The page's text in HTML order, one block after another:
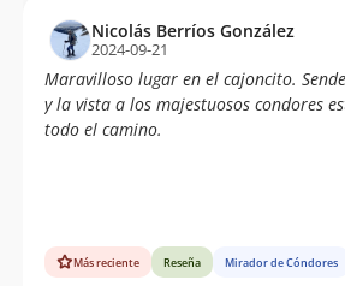
Nicolás Berríos González
2024-09-21
Maravilloso lugar en el cajoncito.
y la vista a los majestuosos condores
todo el camino.
Más reciente Reseña Mirador de Cóndores